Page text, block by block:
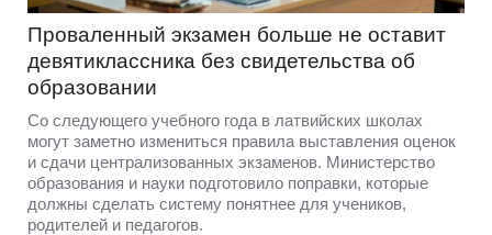
Проваленный экзамен больше не оставит
девятиклассника без свидетельства об
образовании
Со следующего учебного года в латвийских школах
могут заметно измениться правила выставления оценок
и сдачи централизованных экзаменов. Министерство
образования и науки подготовило поправки, которые
должны сделать систему понятнее для учеников,
родителей и педагогов.